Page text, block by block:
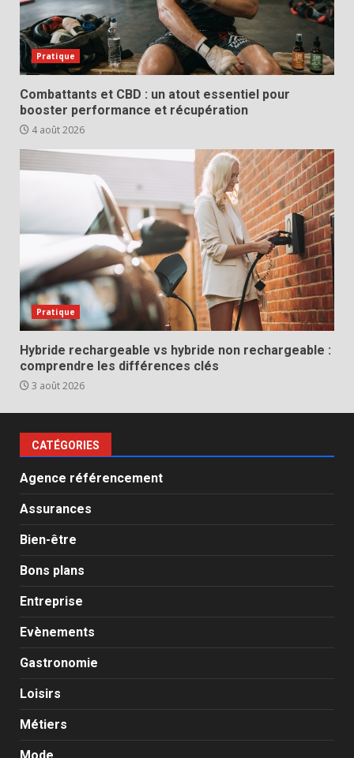
Pratique
Combattants et CBD : un atout essentiel pour
booster performance et récupération
4 août 2026
Pratique
Hybride rechargeable vs hybride non rechargeable :
comprendre les différences clés
3 août 2026
CATÉGORIES
Agence référencement
Assurances
Bien-être
Bons plans
Entreprise
Evènements
Gastronomie
Loisirs
Métiers